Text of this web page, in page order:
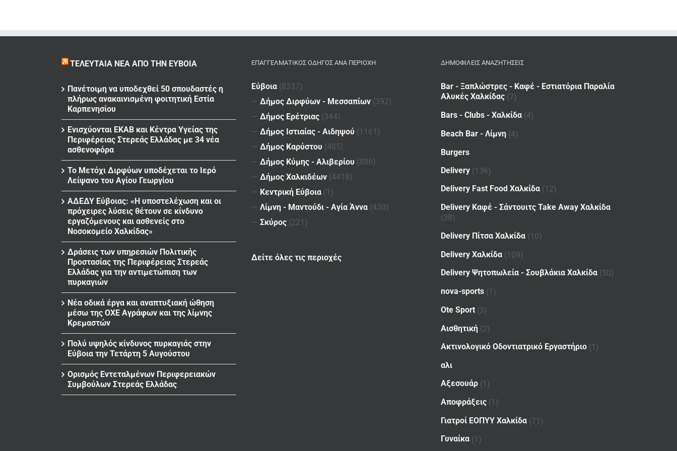
ΤΕΛΕΥΤΑΊΑ ΝΈΑ ΑΠΌ ΤΗΝ ΕΎΒΟΙΑ
Πανέτοιμη να υποδεχθεί 50 σπουδαστές η
πλήρως ανακαινισμένη φοιτητική Εστία
Καρπενησίου
Ενισχύονται ΕΚΑΒ και Κέντρα Υγείας της
Περιφέρειας Στερεάς Ελλάδας με 34 νέα
ασθενοφόρα
Το Μετόχι Διρφύων υποδέχεται το Ιερό
Λείψανο του Αγίου Γεωργίου
ΑΔΕΔΥ Εύβοιας: «Η υποστελέχωση και οι
πρόχειρες λύσεις θέτουν σε κίνδυνο
εργαζόμενους και ασθενείς στο
Νοσοκομείο Χαλκίδας»
Δράσεις των υπηρεσιών Πολιτικής
Προστασίας της Περιφέρειας Στερεάς
Ελλάδας για την αντιμετώπιση των
πυρκαγιών
Νέα οδικά έργα και αναπτυξιακή ώθηση
μέσω της ΟΧΕ Αγράφων και της λίμνης
Κρεμαστών
Πολύ υψηλός κίνδυνος πυρκαγιάς στην
Εύβοια την Τετάρτη 5 Αυγούστου
Ορισμός Εντεταλμένων Περιφερειακών
Συμβούλων Στερεάς Ελλάδας
ΕΠΑΓΓΕΛΜΑΤΙΚΌΣ ΟΔΗΓΌΣ ΑΝΆ ΠΕΡΙΟΧΉ
Εύβοια (8337)
— Δήμος Διρφύων - Μεσσαπίων (392)
— Δήμος Ερέτριας (344)
— Δήμος Ιστιαίας - Αιδηψού (1161)
— Δήμος Καρύστου (485)
— Δήμος Κύμης - Αλιβερίου (886)
— Δήμος Χαλκιδέων (4418)
— Κεντρική Εύβοια (1)
— Λίμνη - Μαντούδι - Αγία Άννα (430)
— Σκύρος (221)
Δείτε όλες τις περιοχές
ΔΗΜΟΦΙΛΕΙΣ ΑΝΑΖΗΤΗΣΕΙΣ
Bar - Ξαπλώστρες - Καφέ - Εστιατόρια Παραλία
Αλυκές Χαλκίδας (7)
Bars - Clubs - Χαλκίδα (4)
Beach Bar - Λίμνη (4)
Burgers
Delivery (136)
Delivery Fast Food Χαλκίδα (12)
Delivery Καφέ - Σάντουιτς Take Away Χαλκίδα
(38)
Delivery Πίτσα Χαλκίδα (10)
Delivery Χαλκίδα (109)
Delivery Ψητοπωλεία - Σουβλάκια Χαλκίδα (50)
nova-sports (1)
Ote Sport (3)
Αισθητική (2)
Ακτινολογικό Οδοντιατρικό Εργαστήριο (1)
αλι
Αξεσουάρ (1)
Αποφράξεις (1)
Γιατροί ΕΟΠΥΥ Χαλκίδα (71)
Γυναίκα (1)